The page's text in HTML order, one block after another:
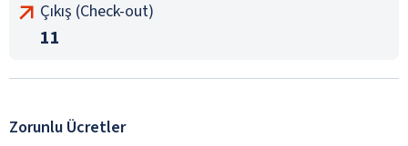
Çıkış (Check-out)
11
Zorunlu Ücretler